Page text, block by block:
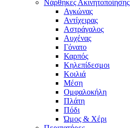
Νάρθηκες Ακινητοποίησης
Αγκώνας
Αντίχειρας
Αστράγαλος
Αυχένας
Γόνατο
Καρπός
Κηλεπίδεσμοι
Κοιλιά
Μέση
Ομφαλοκήλη
Πλάτη
Πόδι
Ώμος & Χέρι